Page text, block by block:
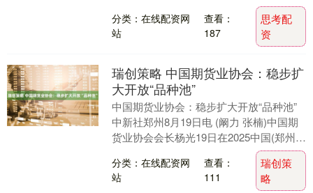
控制中心动物疫病检测试剂采购项目007
包合同》....
分类：在线配资网
站
查看：
187
思考配
资
瑞创策略 中国期货业协会：稳步扩
大开放“品种池”
中国期货业协会：稳步扩大开放“品种池”
中新社郑州8月19日电 (阚力 张楠)中国期
货业协会会长杨光19日在2025中国(郑州)
国际期货论坛“对外开放”分论坛上....
分类：在线配资网
站
查看：
111
瑞创策
略